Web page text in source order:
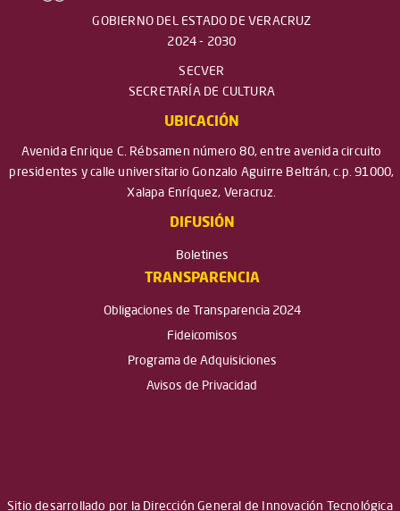
GOBIERNO DEL ESTADO DE VERACRUZ
2024 - 2030
SECVER
SECRETARÍA DE CULTURA
UBICACIÓN
Avenida Enrique C. Rébsamen número 80, entre avenida circuito
presidentes y calle universitario Gonzalo Aguirre Beltrán, c.p. 91000,
Xalapa Enríquez, Veracruz.
DIFUSIÓN
Boletines
TRANSPARENCIA
Obligaciones de Transparencia 2024
Fideicomisos
Programa de Adquisiciones
Avisos de Privacidad
Sitio desarrollado por la Dirección General de Innovación Tecnológica